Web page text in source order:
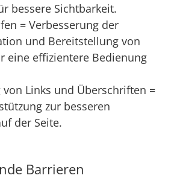
bessere Sichtbarkeit.
= Verbesserung der
und Bereitstellung von
eine effizientere Bedienung
Links und Überschriften =
zur besseren
der Seite.
Barrieren